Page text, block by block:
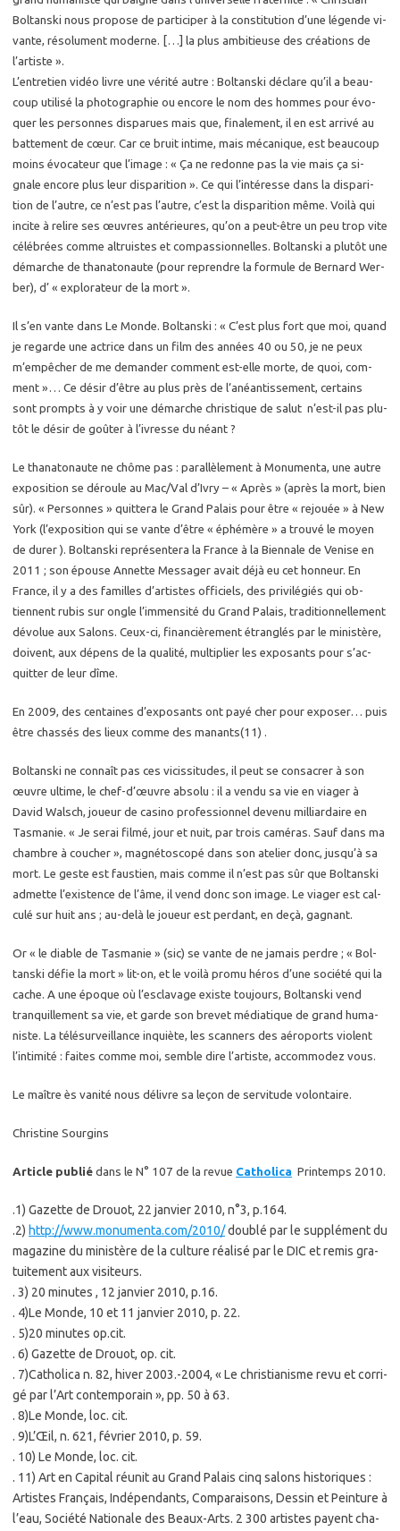
Bol­tans­ki nous pro­pose de par­ti­ci­per à la consti­tu­tion d’une lé­gende vi­
vante, ré­so­lu­ment mo­derne. […] la plus am­bi­tieuse des créa­tions de
l’ar­tiste ».
L’en­tre­tien vidéo livre une vé­ri­té autre : Bol­tans­ki dé­clare qu’il a beau­
coup uti­li­sé la pho­to­gra­phie ou en­core le nom des hommes pour évo­
quer les per­sonnes dis­pa­rues mais que, fi­na­le­ment, il en est ar­ri­vé au
bat­te­ment de cœur. Car ce bruit in­time, mais mé­ca­nique, est beau­coup
moins évo­ca­teur que l’image : « Ça ne re­donne pas la vie mais ça si­
gnale en­core plus leur dis­pa­ri­tion ». Ce qui l’in­té­resse dans la dis­pa­ri­
tion de l’autre, ce n’est pas l’autre, c’est la dis­pa­ri­tion même. Voilà qui
in­cite à re­lire ses œuvres an­té­rieures, qu’on a peut-être un peu trop vite
cé­lé­brées comme al­truistes et com­pas­sion­nelles. Bol­tans­ki a plu­tôt une
dé­marche de tha­na­to­naute (pour re­prendre la for­mule de Ber­nard Wer­
ber), d’ « ex­plo­ra­teur de la mort ».
Il s’en vante dans Le Monde. Bol­tans­ki : « C’est plus fort que moi, quand
je re­garde une ac­trice dans un film des an­nées 40 ou 50, je ne peux
m’em­pê­cher de me de­man­der com­ment est-elle morte, de quoi, com­
ment »… Ce désir d’être au plus près de l‘anéan­tis­se­ment, cer­tains
sont prompts à y voir une dé­marche chris­tique de salut n’est-il pas plu­
tôt le désir de goû­ter à l’ivresse du néant ?
Le tha­na­to­naute ne chôme pas : pa­ral­lè­le­ment à Mo­nu­men­ta, une autre
ex­po­si­tion se dé­roule au Mac/Val d’Ivry – « Après » (après la mort, bien
sûr). « Per­sonnes » quit­te­ra le Grand Pa­lais pour être « re­jouée » à New
York (l’ex­po­si­tion qui se vante d’être « éphé­mère » a trou­vé le moyen
de durer ). Bol­tans­ki re­pré­sen­te­ra la France à la Bien­nale de Ve­nise en
2011 ; son épouse An­nette Mes­sa­ger avait déjà eu cet hon­neur. En
France, il y a des fa­milles d’ar­tistes of­fi­ciels, des pri­vi­lé­giés qui ob­
tiennent rubis sur ongle l’im­men­si­té du Grand Pa­lais, tra­di­tion­nel­le­ment
dé­vo­lue aux Sa­lons. Ceux-ci, fi­nan­ciè­re­ment étran­glés par le mi­nis­tère,
doivent, aux dé­pens de la qua­li­té, mul­ti­plier les ex­po­sants pour s’ac­
quit­ter de leur dîme.
En 2009, des cen­taines d’ex­po­sants ont payé cher pour ex­po­ser… puis
être chas­sés des lieux comme des ma­nants(11) .
Bol­tans­ki ne connaît pas ces vi­cis­si­tudes, il peut se consa­crer à son
œuvre ul­time, le chef-d’œuvre ab­so­lu : il a vendu sa vie en via­ger à
David Walsch, joueur de ca­si­no pro­fes­sion­nel de­ve­nu mil­liar­daire en
Tas­ma­nie. « Je serai filmé, jour et nuit, par trois ca­mé­ras. Sauf dans ma
chambre à cou­cher », ma­gné­to­sco­pé dans son ate­lier donc, jusqu’à sa
mort. Le geste est faus­tien, mais comme il n’est pas sûr que Bol­tans­ki
ad­mette l’exis­tence de l’âme, il vend donc son image. Le via­ger est cal­
cu­lé sur huit ans ; au-de­là le joueur est per­dant, en deçà, ga­gnant.
Or « le diable de Tas­ma­nie » (sic) se vante de ne ja­mais perdre ; « Bol­
tans­ki défie la mort » lit-on, et le voilà promu héros d’une so­cié­té qui la
cache. A une époque où l’es­cla­vage existe tou­jours, Bol­tans­ki vend
tran­quille­ment sa vie, et garde son bre­vet mé­dia­tique de grand hu­ma­
niste. La té­lé­sur­veillance in­quiète, les scan­ners des aé­ro­ports violent
l’in­ti­mi­té : faites comme moi, semble dire l’ar­tiste, ac­com­mo­dez vous.
Le maître ès va­ni­té nous dé­livre sa leçon de ser­vi­tude vo­lon­taire.
Christine Sourgins
Article publié dans le N° 107 de la revue Catholica Printemps 2010.
.1) Ga­zette de Drouot, 22 jan­vier 2010, n°3, p.164.
.2) http://www.monumenta.com/2010/dou­blé par le sup­plé­ment du
ma­ga­zine du mi­nis­tère de la culture réa­li­sé par le DIC et remis gra­
tui­te­ment aux vi­si­teurs.
. 3) 20 mi­nutes , 12 jan­vier 2010, p.16.
. 4)Le Monde, 10 et 11 jan­vier 2010, p. 22.
. 5)20 mi­nutes op.cit.
. 6) Ga­zette de Drouot, op. cit.
. 7)Ca­tho­li­ca n. 82, hiver 2003.-2004, « Le chris­tia­nisme revu et cor­ri­
gé par l’Art contem­po­rain », pp. 50 à 63.
. 8)Le Monde, loc. cit.
. 9)L’Œil, n. 621, fé­vrier 2010, p. 59.
. 10) Le Monde, loc. cit.
. 11) Art en Ca­pi­tal réunit au Grand Pa­lais cinq sa­lons his­to­riques :
Ar­tistes Fran­çais, In­dé­pen­dants, Com­pa­rai­sons, Des­sin et Pein­ture à
l’eau, So­cié­té Na­tio­nale des Beaux-Arts. 2 300 ar­tistes payent cha­